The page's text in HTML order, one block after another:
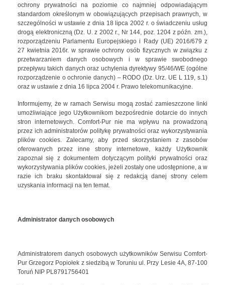
ochrony prywatności na poziomie co najmniej odpowiadającym
standardom określonym w obowiązujących przepisach prawnych, w
szczególności w ustawie z dnia 18 lipca 2002 r. o świadczeniu usług
drogą elektroniczną (Dz. U. z 2002 r., Nr 144, poz. 1204 z późn. zm.),
rozporządzeniu Parlamentu Europejskiego i Rady (UE) 2016/679 z
27 kwietnia 2016r. w sprawie ochrony osób fizycznych w związku z
przetwarzaniem danych osobowych i w sprawie swobodnego
przepływu takich danych oraz uchylenia dyrektywy 95/46/WE (ogólne
rozporządzenie o ochronie danych) – RODO (Dz. Urz. UE L 119, s.1)
oraz w ustawie z dnia 16 lipca 2004 r. Prawo telekomunikacyjne.
Informujemy, że w ramach Serwisu mogą zostać zamieszczone linki
umożliwiające jego Użytkownikom bezpośrednie dotarcie do innych
stron internetowych. Comfort-Pur nie ma wpływu na prowadzoną
przez ich administratorów politykę prywatności oraz wykorzystywania
plików cookies. Zalecamy, aby przed skorzystaniem z zasobów
oferowanych przez inne strony internetowe, każdy Użytkownik
zapoznał się z dokumentem dotyczącym polityki prywatności oraz
wykorzystywania plików cookies, jeżeli zostały one udostępnione, a w
razie ich braku skontaktował się z redakcją danej strony celem
uzyskania informacji na ten temat.
Administrator danych osobowych
Administratorem danych osobowych użytkowników Serwisu Comfort-
Pur Grzegorz Popiołek z siedzibą w Toruniu ul. Przy Lesie 4A, 87-100
Toruń NIP PL8791756401